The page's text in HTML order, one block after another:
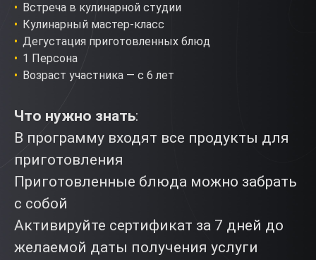
Встреча в кулинарной студии
Кулинарный мастер-класс
Дегустация приготовленных блюд
1 Персона
Возраст участника — с 6 лет
Что нужно знать:
В программу входят все продукты для
приготовления
Приготовленные блюда можно забрать
с собой
Активируйте сертификат за 7 дней до
желаемой даты получения услуги